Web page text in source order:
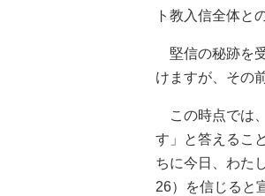
ト教入信全体と
堅信の秘跡を
けますが、その
この時点では
す」と答えるこ
ちに今日、わた
26）を信じると